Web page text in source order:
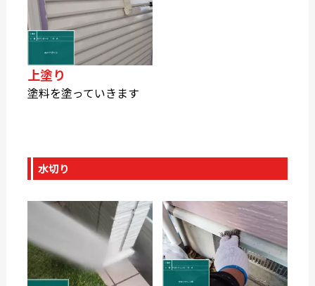
上塗り
塗料を塗っていきます
水切り